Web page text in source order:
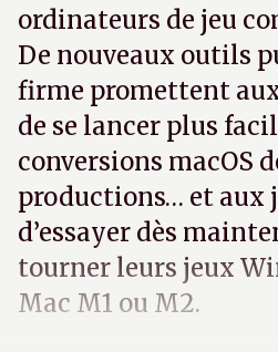
ordinateurs de jeu
De nouveaux outils
firme promettent
de se lancer plus
conversions macOS
productions… et aux
d’essayer dès
tourner leurs jeux
Mac M1 ou M2.